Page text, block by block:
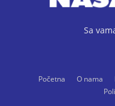
Sa
Početna O nama